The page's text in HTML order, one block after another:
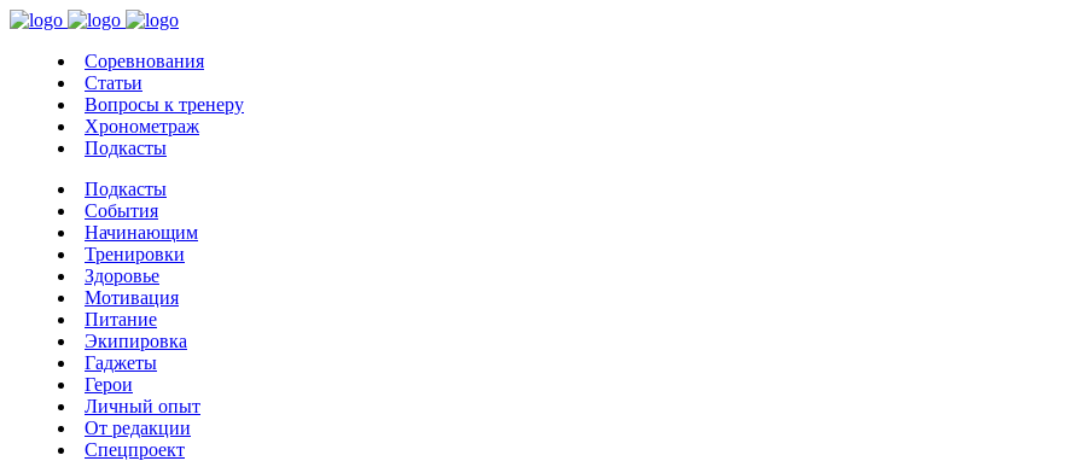
Соревнования
Статьи
Вопросы к тренеру
Хронометраж
Подкасты
Подкасты
События
Начинающим
Тренировки
Здоровье
Мотивация
Питание
Экипировка
Гаджеты
Герои
Личный опыт
От редакции
Спецпроект